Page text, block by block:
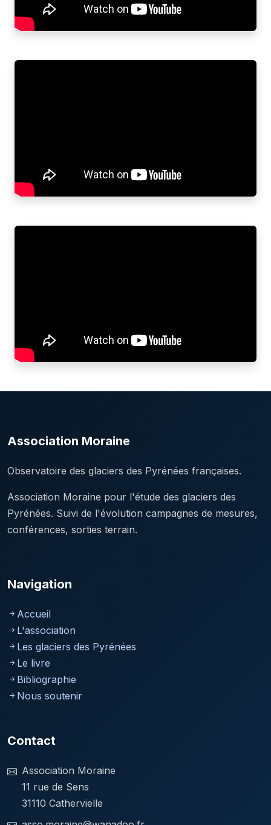
Association Moraine
Observatoire des glaciers des Pyrénées françaises.
Association Moraine pour l'étude des glaciers des
Pyrénées. Suivi de l'évolution campagnes de mesures,
conférences, sorties terrain.
Navigation
Accueil
L'association
Les glaciers des Pyrénées
Le livre
Bibliographie
Nous soutenir
Contact
Association Moraine
11 rue de Sens
31110 Cathervielle